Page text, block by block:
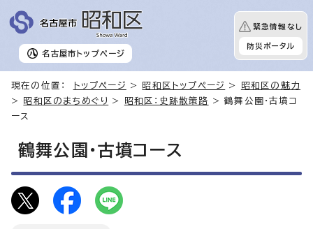
名古屋市 トップページ
緊急情報なし
防災ポータル
現在の位置： トップページ > 昭和区トップページ >
昭和区の魅力
>
昭和区のまちめぐり > 昭和区：史跡散策路
> 鶴舞公園・古墳コ
ース
鶴舞公園・古墳コース